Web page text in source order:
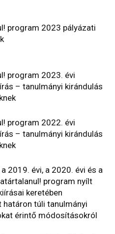
program 2023 pályázati
program 2023. évi
– tanulmányi kirándulás
program 2022. évi
– tanulmányi kirándulás
2019. évi, a 2020. évi és a
program nyílt
keretében
túli tanulmányi
érintő módosításokról